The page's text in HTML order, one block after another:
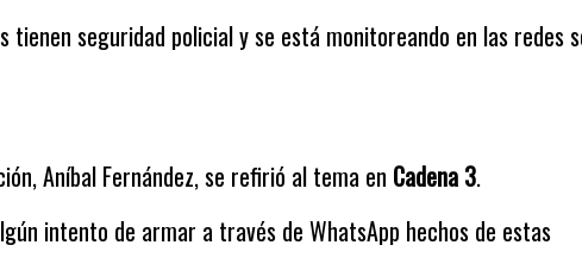
tienen seguridad policial y se está monitoreando en las redes
Aníbal Fernández, se refirió al tema en Cadena 3.
intento de armar a través de WhatsApp hechos de estas